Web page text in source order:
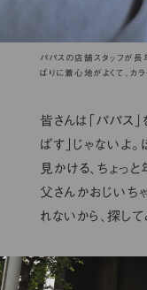
パパスの店舗スタッフが長
ばりに着心地がよくて、カ
皆さんは「パパス」
ぱす」じゃないよ
見かける、ちょっ
父さんかおじいち
れないから、探して